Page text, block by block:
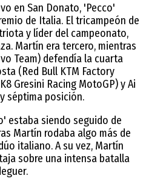
en San Donato, 'Pecco'
de Italia. El tricampeón de
y líder del campeonato,
Martín era tercero, mientras
Team) defendía la cuarta
(Red Bull KTM Factory
Gresini Racing MotoGP) y Ai
séptima posición.
estaba siendo seguido de
Martín rodaba algo más de
italiano. A su vez, Martín
sobre una intensa batalla